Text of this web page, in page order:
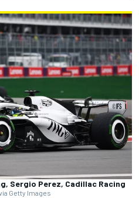
Sergio Perez, Cadillac Racing
Getty Images